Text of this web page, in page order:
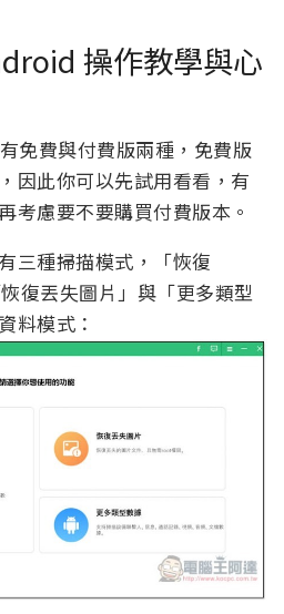
操作教學與心
費與付費版兩種，免費版
因此你可以先試用看看，有
考慮要不要購買付費版本。
三種掃描模式，「恢復
復丟失圖片」與「更多類型
料模式：